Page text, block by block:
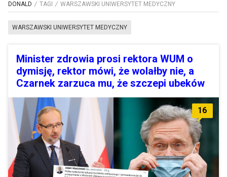
DONALD TAGI WARSZAWSKI UNIWERSYTET MEDYCZNY
WARSZAWSKI UNIWERSYTET MEDYCZNY
Minister zdrowia prosi rektora WUM o
dymisję, rektor mówi, że wolałby nie, a
Czarnek zarzuca mu, że szczepi ubeków
16